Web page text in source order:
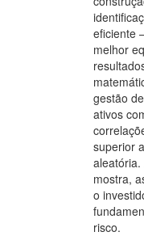
eficiente
melhor
gestão
ativos
superior
mostra,
o
risco.